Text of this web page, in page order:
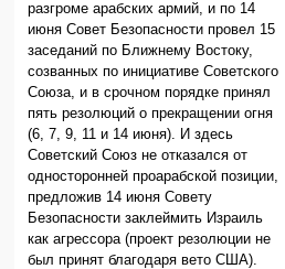
разгроме арабских армий, и по 14
июня Совет Безопасности провел 15
заседаний по Ближнему Востоку,
созванных по инициативе Советского
Союза, и в срочном порядке принял
пять резолюций о прекращении огня
(6, 7, 9, 11 и 14 июня). И здесь
Советский Союз не отказался от
односторонней проарабской позиции,
предложив 14 июня Совету
Безопасности заклеймить Израиль
как агрессора (проект резолюции не
был принят благодаря вето США).